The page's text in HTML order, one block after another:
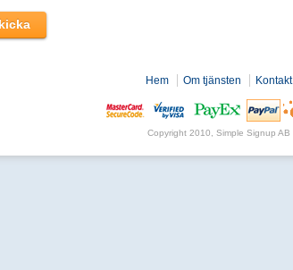
Hem Om tjänsten Kontakt
Copyright 2010, Simple Signup AB